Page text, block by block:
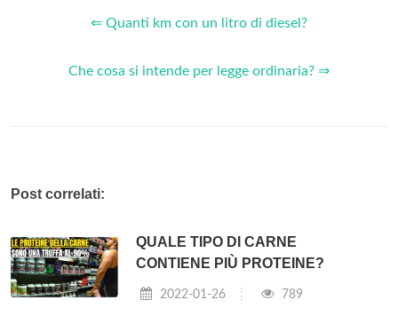
⇐ Quanti km con un litro di diesel?
Che cosa si intende per legge ordinaria? ⇒
Post correlati:
QUALE TIPO DI CARNE
CONTIENE PIÙ PROTEINE?
2022-01-26 789